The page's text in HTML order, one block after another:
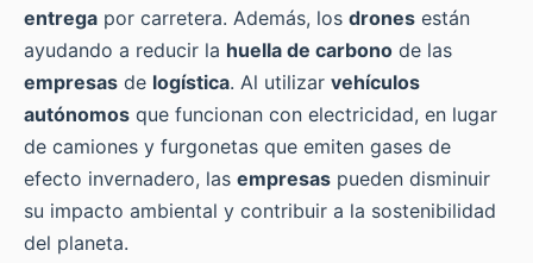
entrega por carretera. Además, los drones están
ayudando a reducir la huella de carbono de las
empresas de logística. Al utilizar vehículos
autónomos que funcionan con electricidad, en lugar
de camiones y furgonetas que emiten gases de
efecto invernadero, las empresas pueden disminuir
su impacto ambiental y contribuir a la sostenibilidad
del planeta.